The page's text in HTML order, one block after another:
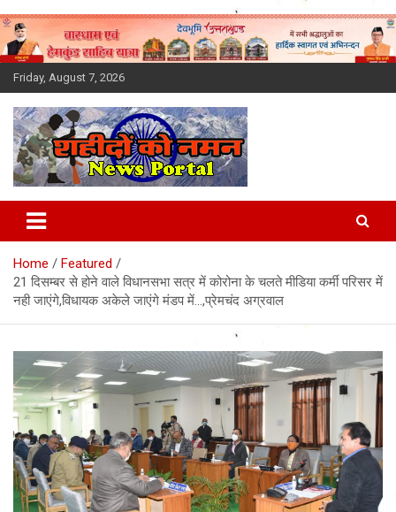
Skip
to
content
Friday, August 7, 2026
Latest News Today, Breaking
News, Uttarakhand News in
Hindi
Home
Featured
21 दिसम्बर से होने वाले विधानसभा सत्र में कोरोना के चलते मीडिया कर्मी परिसर में
नही जाएंगे,विधायक अकेले जाएंगे मंडप में…,प्रेमचंद अग्रवाल